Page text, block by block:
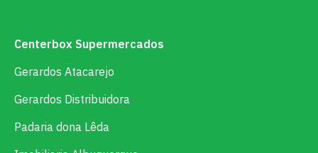
Centerbox Supermercados
Gerardos Atacarejo
Gerardos Distribuidora
Padaria dona Lêda